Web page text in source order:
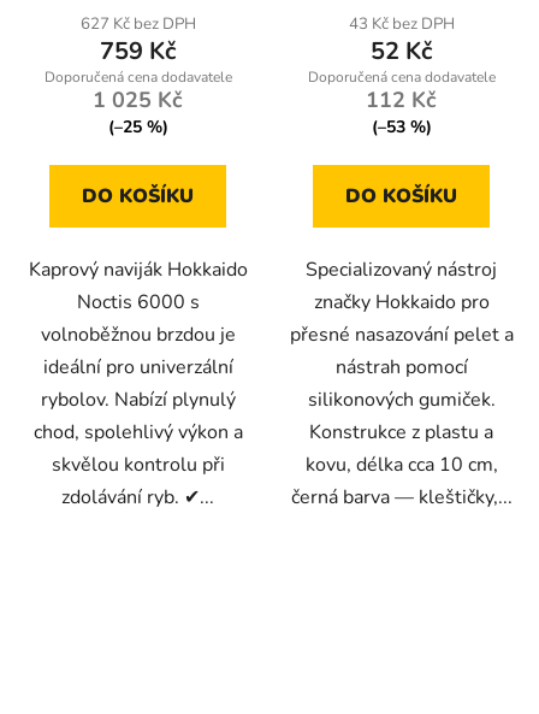
627 Kč bez DPH
759 Kč
1 025 Kč
(–25 %)
DO KOŠÍKU
Kaprový naviják Hokkaido
Noctis 6000 s
volnoběžnou brzdou je
ideální pro univerzální
rybolov. Nabízí plynulý
chod, spolehlivý výkon a
skvělou kontrolu při
zdolávání ryb. ✔...
produktu
je
5,0
z
hvězdiček.
43 Kč bez DPH
52 Kč
112 Kč
(–53 %)
DO KOŠÍKU
Specializovaný nástroj
značky Hokkaido pro
přesné nasazování pelet a
nástrah pomocí
silikonových gumiček.
Konstrukce z plastu a
kovu, délka cca 10 cm,
černá barva — kleštičky,...